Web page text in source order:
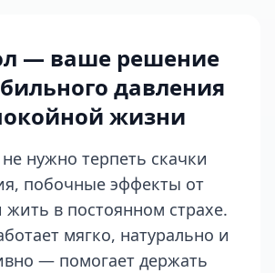
— ваше решение
давления
жизни
нужно терпеть скачки
побочные эффекты от
жить в постоянном страхе.
мягко, натурально и
— помогает держать